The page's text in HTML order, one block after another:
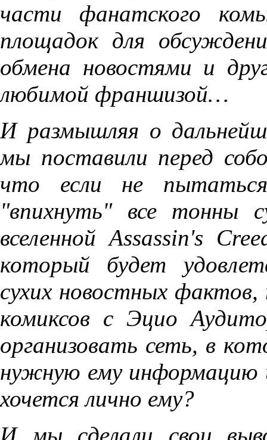
части фанатского
площадок для
обмена новостями и
любимой франшизой…
И размышляя о
мы поставили перед
что если не
"впихнуть" все тонны
вселенной Assassin's
который будет
сухих новостных фактов,
комиксов с Эцио
организовать сеть, в
нужную ему информацию
хочется лично ему?